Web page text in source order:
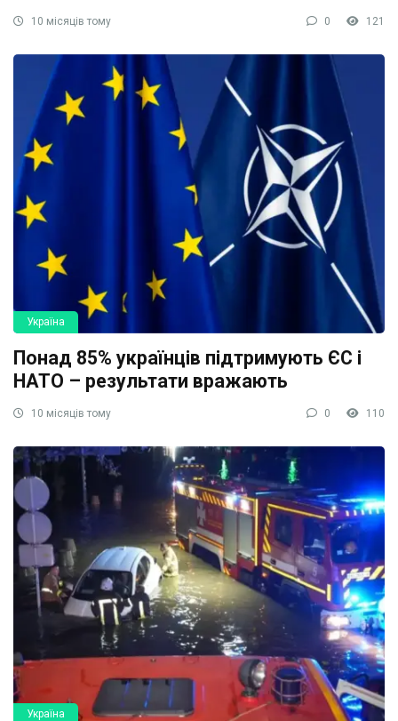
10 місяців тому 0 121
Україна
Понад 85% українців підтримують ЄС і
НАТО – результати вражають
10 місяців тому 0 110
Україна